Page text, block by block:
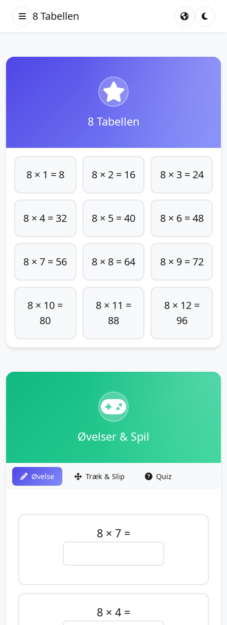
8 Tabellen
8 Tabellen
8 × 1 = 8 8 × 2 = 16 8 × 3 = 24
8 × 4 = 32 8 × 5 = 40 8 × 6 = 48
8 × 7 = 56 8 × 8 = 64 8 × 9 = 72
8 × 10 =
80
8 × 11 =
88
8 × 12 =
96
Øvelser & Spil
Øvelse Træk & Slip Quiz
8 × 7 =
8 × 4 =